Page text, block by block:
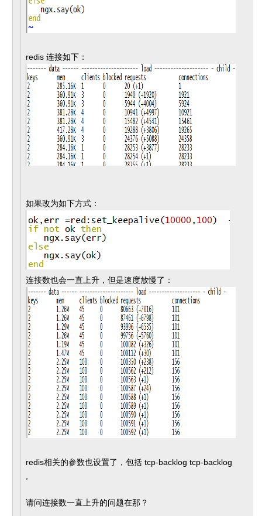
redis 连接如下：
如果改为如下方式：
连接数也会一直上升，但是速度放慢了：
redis相关的参数也设置了，包括 tcp-backlog tcp-backlog
请问连接数一直上升的问题在那？